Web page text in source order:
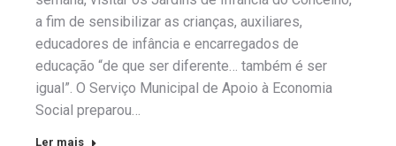
a fim de sensibilizar as crianças, auxiliares,
educadores de infância e encarregados de
educação “de que ser diferente… também é ser
igual”. O Serviço Municipal de Apoio à Economia
Social preparou…
Ler mais